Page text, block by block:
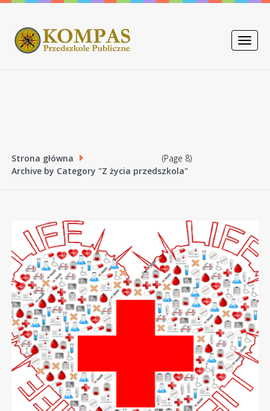
Toggle
Strona główna
Archive by Category "Z życia przedszkola"
(Page 8)